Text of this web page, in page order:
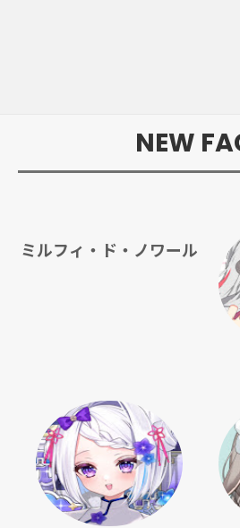
NEW
ミルフィ・ド・ノワール